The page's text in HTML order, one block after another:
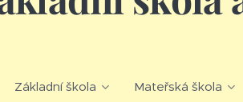
Základní škola Mateřská škola